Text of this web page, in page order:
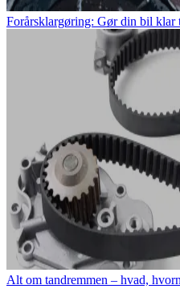
Forårsklargøring: Gør din bil klar
Alt om tandremmen – hvad,